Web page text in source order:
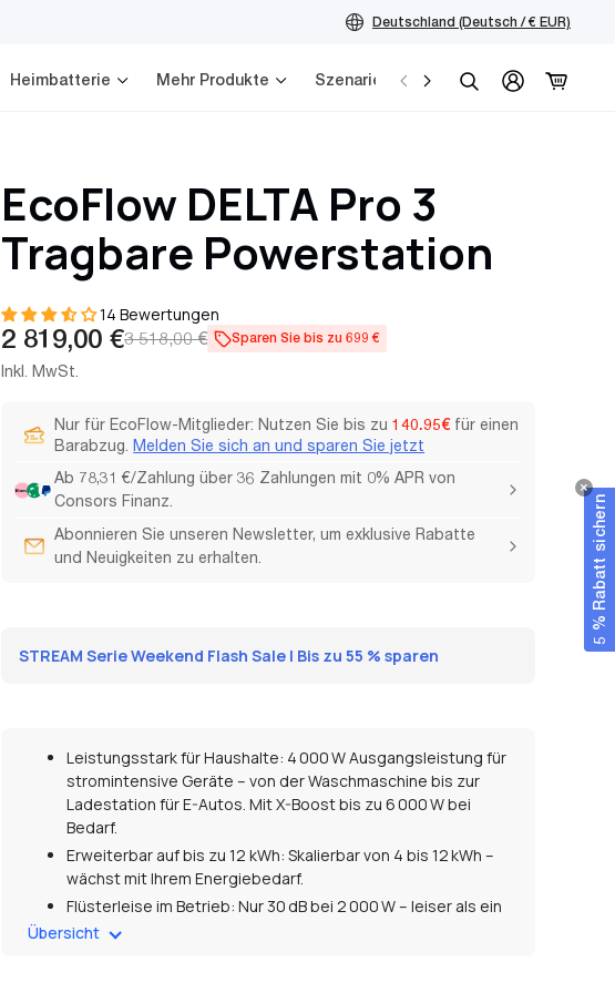
Deutschland (Deutsch / € EUR)
Heimbatterie Mehr Produkte Szenarien
Service
EcoFlow DELTA Pro 3
Tragbare Powerstation
14 Bewertungen
Verkaufspreis
2 819,00 €
Regulärer
Preis
3 518,00 € Sparen Sie bis zu 699 €
Inkl. MwSt.
Nur für EcoFlow-Mitglieder: Nutzen Sie bis zu140.95€für einen
Barabzug. Melden Sie sich an und sparen Sie jetzt
Ab 78,31 €/Zahlung über 36 Zahlungen mit 0% APR von
Consors Finanz.
Abonnieren Sie unseren Newsletter, um exklusive Rabatte
und Neuigkeiten zu erhalten.
STREAM Serie Weekend Flash Sale | Bis zu 55 % sparen
Leistungsstark für Haushalte: 4 000 W Ausgangsleistung für
stromintensive Geräte – von der Waschmaschine bis zur
Ladestation für E-Autos. Mit X-Boost bis zu 6 000 W bei
Bedarf.
Erweiterbar auf bis zu 12 kWh: Skalierbar von 4 bis 12 kWh –
wächst mit Ihrem Energiebedarf.
Flüsterleise im Betrieb: Nur 30 dB bei 2 000 W – leiser als ein
laufender Kühlschrank.
Übersicht
5 % Rabatt sichern